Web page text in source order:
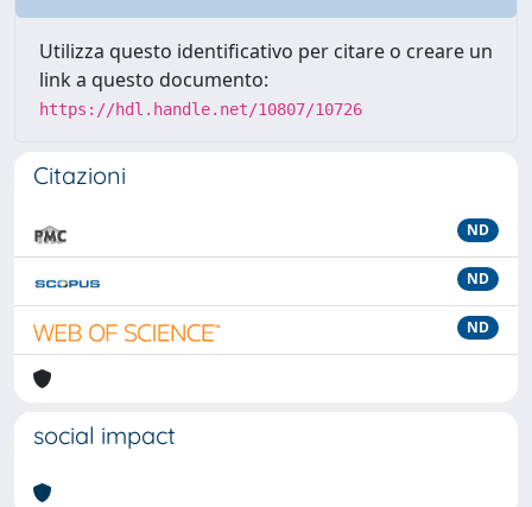
Utilizza questo identificativo per citare o creare un
link a questo documento:
https://hdl.handle.net/10807/10726
Citazioni
ND
ND
ND
social impact